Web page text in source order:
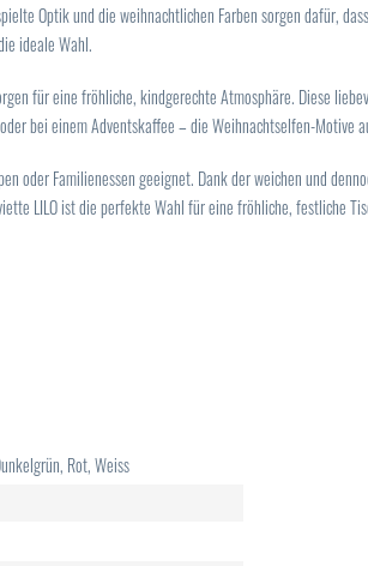
Optik und die weihnachtlichen Farben sorgen dafür,
ideale Wahl.
für eine fröhliche, kindgerechte Atmosphäre. Diese
bei einem Adventskaffee – die Weihnachtselfen-
oder Familienessen geeignet. Dank der weichen und
LILO ist die perfekte Wahl für eine fröhliche, festliche
Rot, Weiss